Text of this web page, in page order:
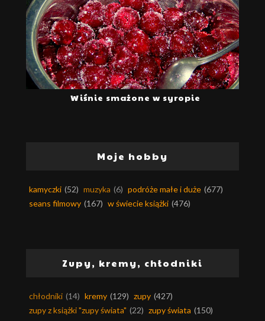
Wiśnie smażone w syropie
Moje hobby
kamyczki (52) muzyka (6) podróże małe i duże (677)
seans filmowy (167) w świecie książki (476)
Zupy, kremy, chłodniki
chłodniki (14) kremy (129) zupy (427)
zupy z książki "zupy świata" (22) zupy świata (150)